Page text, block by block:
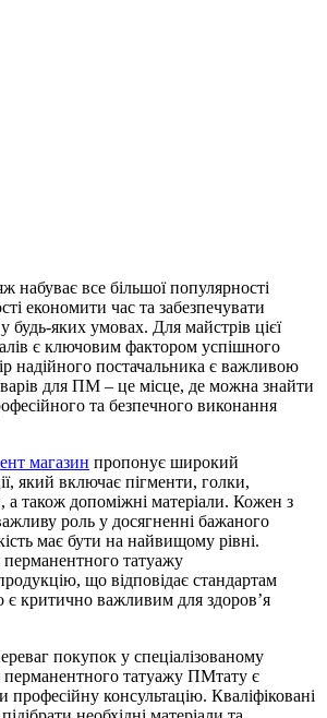
набуває все більшої популярності
економити час та забезпечувати
будь-яких умовах. Для майстрів цієї
є ключовим фактором успішного
надійного постачальника є важливою
для ПМ – це місце, де можна знайти
та безпечного виконання
магазин пропонує широкий
який включає пігменти, голки,
також допоміжні матеріали. Кожен з
роль у досягненні бажаного
має бути на найвищому рівні.
перманентного татуажу
що відповідає стандартам
є критично важливим для здоров’я
покупок у спеціалізованому
перманентного татуажу ПМтату є
професійну консультацію. Кваліфіковані